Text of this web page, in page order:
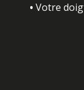
• Votre